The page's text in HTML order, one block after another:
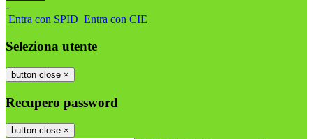
-
Entra con SPID Entra con CIE
Seleziona utente
button close ×
Recupero password
button close ×